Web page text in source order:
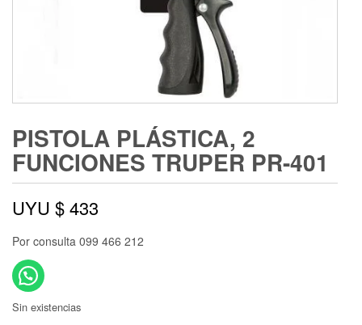
PISTOLA PLÁSTICA, 2
FUNCIONES TRUPER PR-401
UYU $433
Por consulta 099 466 212
Sin existencias